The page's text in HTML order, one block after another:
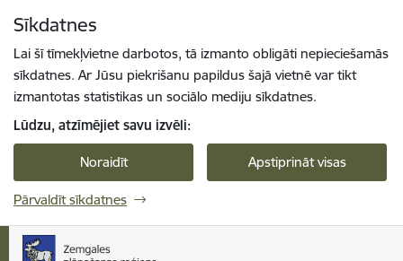
Sīkdatnes
Lai šī tīmekļvietne darbotos, tā izmanto obligāti nepieciešamās
sīkdatnes. Ar Jūsu piekrišanu papildus šajā vietnē var tikt
izmantotas statistikas un sociālo mediju sīkdatnes.
Lūdzu, atzīmējiet savu izvēli:
Noraidīt Apstiprināt visas
Pārvaldīt sīkdatnes